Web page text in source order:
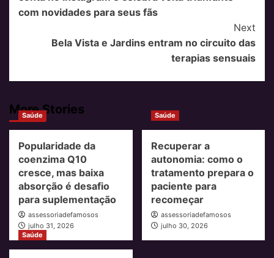
com novidades para seus fãs
Next
Bela Vista e Jardins entram no circuito das
terapias sensuais
More Stories
Saúde
Popularidade da
coenzima Q10
cresce, mas baixa
absorção é desafio
para suplementação
assessoriadefamosos
julho 31, 2026
Saúde
Recuperar a
autonomia: como o
tratamento prepara o
paciente para
recomeçar
assessoriadefamosos
julho 30, 2026
Saúde